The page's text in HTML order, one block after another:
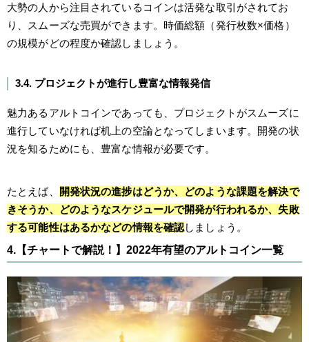
大勢の人から注目されているコインは活発な取引がされてお
り、スムーズな売買ができます。時価総額（発行枚数×価格）
の規模がどの程度か確認しましょう。
3.4. プロジェクトが進行し豊富な情報発信
魅力あるアルトコインであっても、プロジェクトがスムーズに
進行していなければ机上の空論となってしまいます。開発の状
況を知るためにも、豊富な情報が必要です。
たとえば、
開発状況の進捗はどうか、どのような課題を解決で
きそうか、どのようなスケジュールで開発が行われるか、失敗
する可能性はあるかなどの情報を確認しましょう。
4.【チャートで解説！】2022年有望のアルトコイン一覧